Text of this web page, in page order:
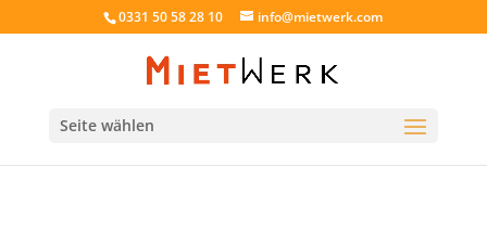
0331 50 58 28 10 info@mietwerk.com
Seite wählen